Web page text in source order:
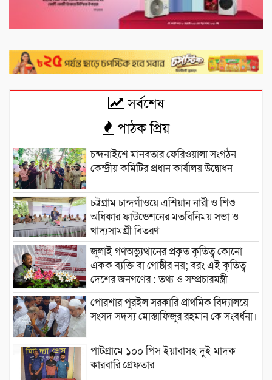
সর্বশেষ
পাঠক প্রিয়
চন্দনাইশে মানবতার ফেরিওয়ালা সংগঠন
কেন্দ্রীয় কমিটির প্রধান কার্যালয় উদ্বোধন
চট্টগ্রাম চান্দগাঁওয়ে এশিয়ান নারী ও শিশু
অধিকার ফাউন্ডেশনের মতবিনিময় সভা ও
খাদ্যসামগ্রী বিতরণ
জুলাই গণঅভ্যুত্থানের প্রকৃত কৃতিত্ব কোনো
একক ব্যক্তি বা গোষ্ঠীর নয়; বরং এই কৃতিত্ব
দেশের জনগণের : তথ্য ও সম্প্রচারমন্ত্রী
পোরশার পুরইল সরকারি প্রাথমিক বিদ্যালয়ে
সংসদ সদস্য মোস্তাফিজুর রহমান কে সংবর্ধনা।
পাটগ্রামে ১০০ পিস ইয়াবাসহ দুই মাদক
কারবারি গ্রেফতার